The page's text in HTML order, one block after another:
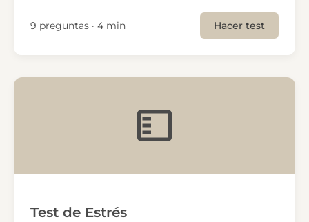
9 preguntas · 4 min Hacer test
Test de Estrés